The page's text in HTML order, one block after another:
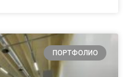
ПОРТФОЛИО